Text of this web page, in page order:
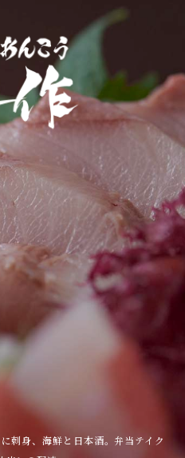
刺身、海鮮と日本酒。弁当テイク